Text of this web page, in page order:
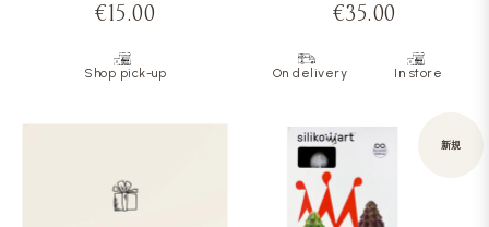
€15.00
Shop pick-up
€35.00
On delivery In store
新規